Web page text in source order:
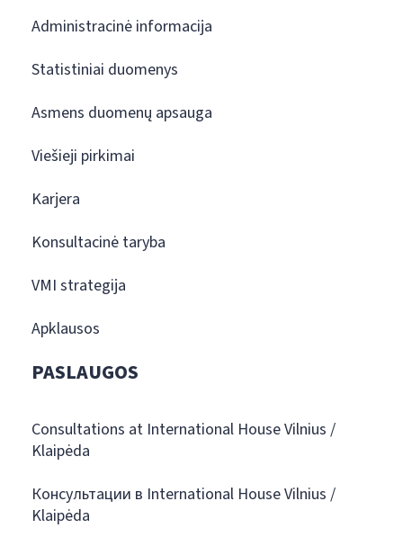
Administracinė informacija
Statistiniai duomenys
Asmens duomenų apsauga
Viešieji pirkimai
Karjera
Konsultacinė taryba
VMI strategija
Apklausos
PASLAUGOS
Consultations at International House Vilnius /
Klaipėda
Консультации в International House Vilnius /
Klaipėda